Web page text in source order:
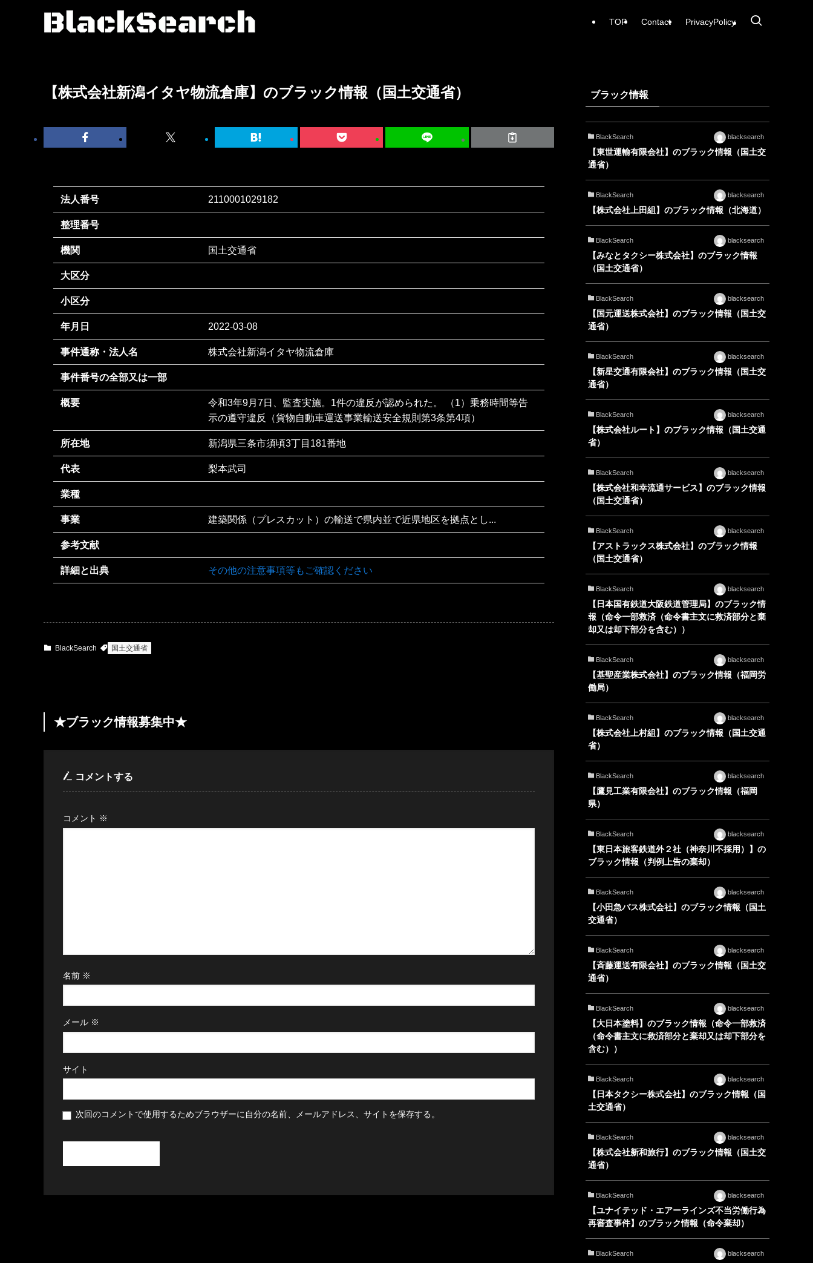
TOP Contact PrivacyPolicy
【株式会社新潟イタヤ物流倉庫】のブラック情報（国土交通省）
法人番号 2110001029182
整理番号
機関 国土交通省
大区分
小区分
年月日 2022-03-08
事件通称・法人名 株式会社新潟イタヤ物流倉庫
事件番号の全部又は一部
概要
令和3年9月7日、監査実施。1件の違反が認められた。 （1）乗務時間等告
示の遵守違反（貨物自動車運送事業輸送安全規則第3条第4項）
所在地 新潟県三条市須頃3丁目181番地
代表 梨本武司
業種
事業 建築関係（プレスカット）の輸送で県内並で近県地区を拠点とし...
参考文献
詳細と出典 その他の注意事項等もご確認ください
BlackSearch 国土交通省
★ブラック情報募集中★
コメントする
コメント ※
名前 ※
メール ※
サイト
次回のコメントで使用するためブラウザーに自分の名前、メールアドレス、サイトを保存する。
ブラック情報
BlackSearch blacksearch
【東世運輸有限会社】のブラック情報（国土交
通省）
BlackSearch blacksearch
【株式会社上田組】のブラック情報（北海道）
BlackSearch blacksearch
【みなとタクシー株式会社】のブラック情報
（国土交通省）
BlackSearch blacksearch
【国元運送株式会社】のブラック情報（国土交
通省）
BlackSearch blacksearch
【新星交通有限会社】のブラック情報（国土交
通省）
BlackSearch blacksearch
【株式会社ルート】のブラック情報（国土交通
省）
BlackSearch blacksearch
【株式会社和幸流通サービス】のブラック情報
（国土交通省）
BlackSearch blacksearch
【アストラックス株式会社】のブラック情報
（国土交通省）
BlackSearch blacksearch
【日本国有鉄道大阪鉄道管理局】のブラック情
報（命令一部救済（命令書主文に救済部分と棄
却又は却下部分を含む））
BlackSearch blacksearch
【基聖産業株式会社】のブラック情報（福岡労
働局）
BlackSearch blacksearch
【株式会社上村組】のブラック情報（国土交通
省）
BlackSearch blacksearch
【鷹見工業有限会社】のブラック情報（福岡
県）
BlackSearch blacksearch
【東日本旅客鉄道外２社（神奈川不採用）】の
ブラック情報（判例上告の棄却）
BlackSearch blacksearch
【小田急バス株式会社】のブラック情報（国土
交通省）
BlackSearch blacksearch
【斉藤運送有限会社】のブラック情報（国土交
通省）
BlackSearch blacksearch
【大日本塗料】のブラック情報（命令一部救済
（命令書主文に救済部分と棄却又は却下部分を
含む））
BlackSearch blacksearch
【日本タクシー株式会社】のブラック情報（国
土交通省）
BlackSearch blacksearch
【株式会社新和旅行】のブラック情報（国土交
通省）
BlackSearch blacksearch
【ユナイテッド・エアーラインズ不当労働行為
再審査事件】のブラック情報（命令棄却）
BlackSearch blacksearch